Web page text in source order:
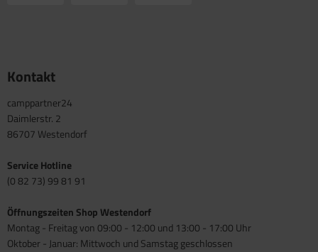
Kontakt
camppartner24
Daimlerstr. 2
86707 Westendorf
Service Hotline
(0 82 73) 99 81 91
Öffnungszeiten Shop Westendorf
Montag - Freitag von 09:00 - 12:00 und 13:00 - 17:00 Uhr
Oktober - Januar: Mittwoch und Samstag geschlossen